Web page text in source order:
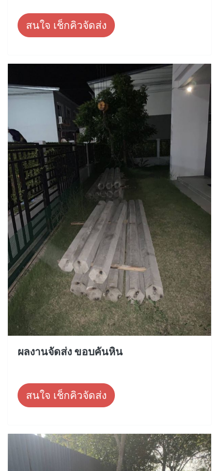
สนใจ เช็กคิวจัดส่ง
ผลงานจัดส่ง ขอบคันหิน
สนใจ เช็กคิวจัดส่ง